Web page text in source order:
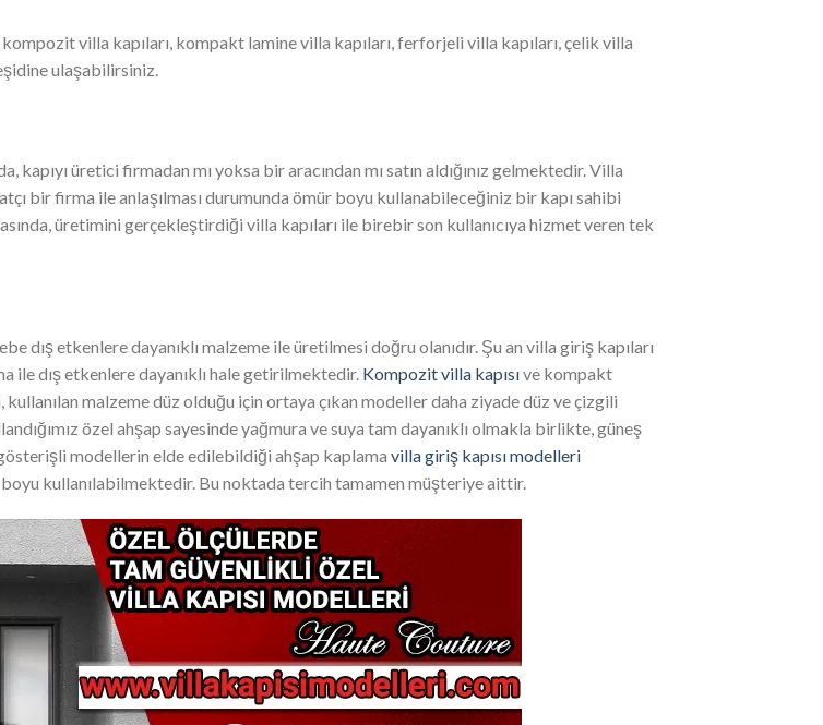
villa kapıları, kompakt lamine villa kapıları, ferforjeli villa kapıları, çelik villa
ulaşabilirsiniz.
kapıyı üretici firmadan mı yoksa bir aracından mı satın aldığınız gelmektedir. Villa
bir firma ile anlaşılması durumunda ömür boyu kullanabileceğiniz bir kapı sahibi
üretimini gerçekleştirdiği villa kapıları ile birebir son kullanıcıya hizmet veren tek
dış etkenlere dayanıklı malzeme ile üretilmesi doğru olanıdır. Şu an villa giriş kapıları
dış etkenlere dayanıklı hale getirilmektedir. Kompozit villa kapısıve kompakt
kullanılan malzeme düz olduğu için ortaya çıkan modeller daha ziyade düz ve çizgili
özel ahşap sayesinde yağmura ve suya tam dayanıklı olmakla birlikte, güneş
gösterişli modellerin elde edilebildiği ahşap kaplama villa giriş kapısı modelleri
kullanılabilmektedir. Bu noktada tercih tamamen müşteriye aittir.